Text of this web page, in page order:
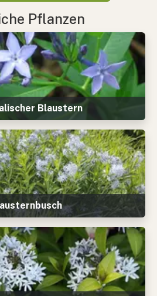
Pflanzen
Blaustern